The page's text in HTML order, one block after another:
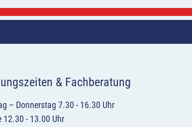
& Fachberatung
– Donnerstag 7.30 - 16.30 Uhr
12.30 - 13.00 Uhr